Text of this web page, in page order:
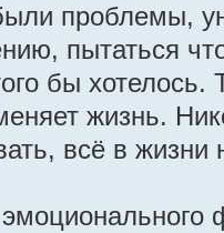
проблемы,
пытаться
бы
жизнь.
всё в